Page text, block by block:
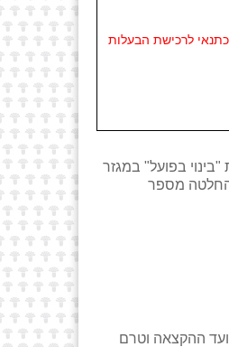
מע"מ. חוכרים אלו יידרשו לשלם כתנאי לרכישת הבעלות
בפועל" במגזר
קיצון) בהשוואה בין ההחלטות בנושאי הקניית בעלות אל מול תוספת בנייה (החלטה מספר 1370 מול החלטה מספר 1299, והחלטה מספר
שנוספו ממועד ההקצאה וטרם